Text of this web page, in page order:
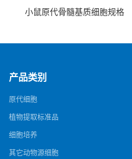
小鼠原代骨髓基质细胞规格
产品类别
原代细胞
植物提取标准品
细胞培养
其它动物源细胞